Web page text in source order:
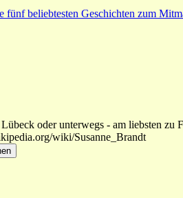
fünf beliebtesten Geschichten zum
oder unterwegs - am liebsten
wiki/Susanne_Brandt